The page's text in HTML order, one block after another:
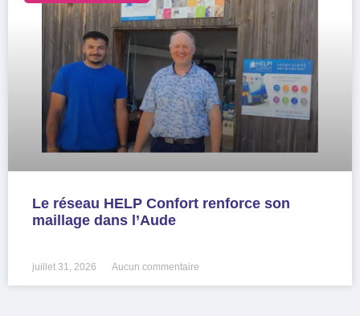
Le réseau HELP Confort renforce son
maillage dans l’Aude
juillet 31, 2026 Aucun commentaire